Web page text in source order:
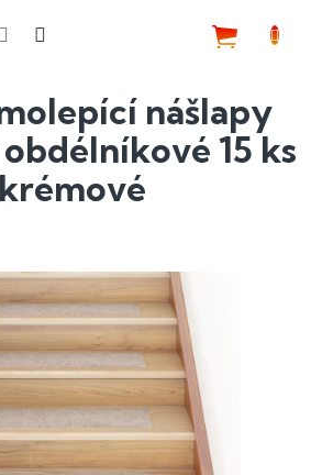
nášlapy
15 ks